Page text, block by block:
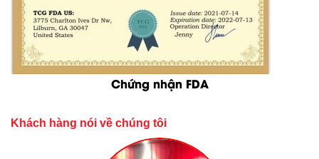
Chứng nhận FDA
Khách hàng nói về chúng tôi